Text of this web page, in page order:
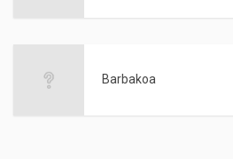
Barbakoa